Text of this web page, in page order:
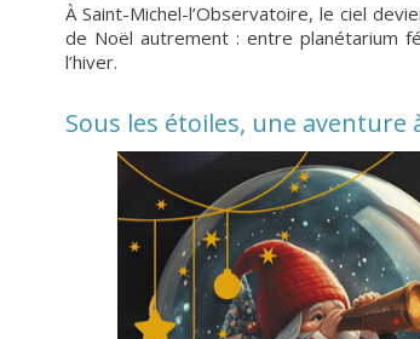
À Saint-Michel-l’Observatoire, le ciel
de Noël autrement : entre planétarium
l’hiver.
Sous les étoiles, une aventure